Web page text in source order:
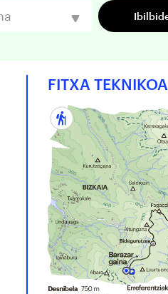
FITXA TEKNIKOA